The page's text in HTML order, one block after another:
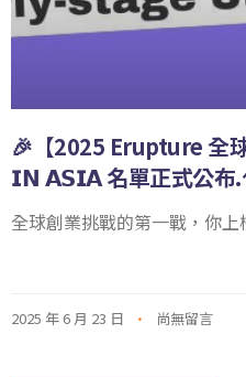
🎉【2025 Erupture 全
𝗜𝗡 𝗔𝗦𝗜𝗔 名單正式公布
全球創業挑戰的第一戰，你
2025 年 6 月 23 日 尚無留言